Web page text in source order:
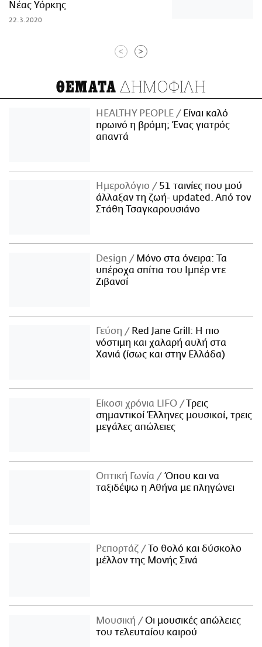
Νέας Υόρκης
22.3.2020
< >
ΘΕΜΑΤΑ ΔΗΜΟΦΙΛΗ
HEALTHY PEOPLE
Είναι καλό
πρωινό η βρόμη; Ένας γιατρός
απαντά
Ημερολόγιο
51 ταινίες που μού
άλλαξαν τη ζωή- updated. Aπό τον
Στάθη Τσαγκαρουσιάνο
Design
Μόνο στα όνειρα: Τα
υπέροχα σπίτια του Ιμπέρ ντε
Ζιβανσί
Γεύση
Red Jane Grill: Η πιο
νόστιμη και χαλαρή αυλή στα
Χανιά (ίσως και στην Ελλάδα)
Είκοσι χρόνια LIFO
Tρεις
σημαντικοί Έλληνες μουσικοί, τρεις
μεγάλες απώλειες
Οπτική Γωνία
Όπου και να
ταξιδέψω η Αθήνα με πληγώνει
Ρεπορτάζ
Το θολό και δύσκολο
μέλλον της Μονής Σινά
Μουσική
Οι μουσικές απώλειες
του τελευταίου καιρού